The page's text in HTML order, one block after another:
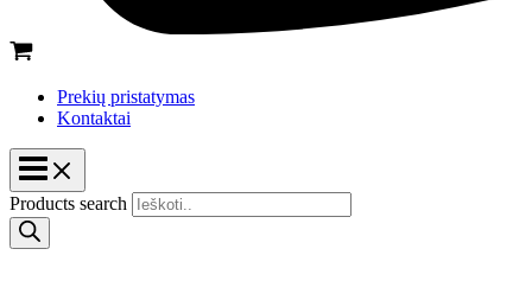
Prekių pristatymas
Kontaktai
Products search